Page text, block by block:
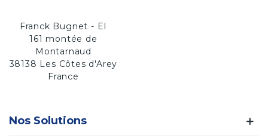
Franck Bugnet - EI
161 montée de
Montarnaud
38138 Les Côtes d'Arey
France
Nos Solutions